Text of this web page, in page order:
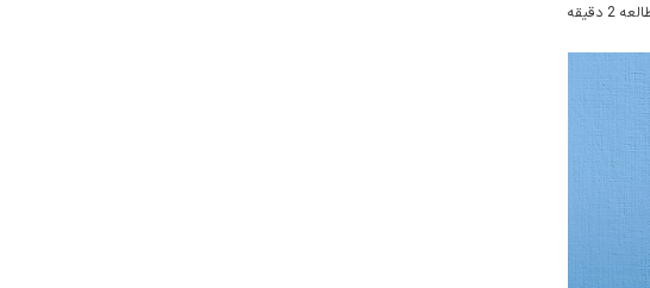
دقیقه